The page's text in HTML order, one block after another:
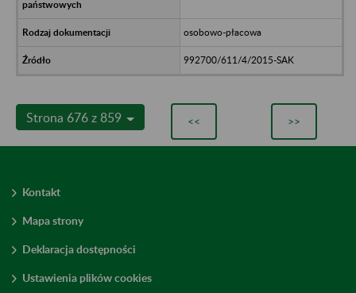
osobowo-płacowa
992700/611/4/2015-SAK
Strona 676 z 859 << >>
Kontakt
Mapa strony
Deklaracja dostępności
Ustawienia plików cookies